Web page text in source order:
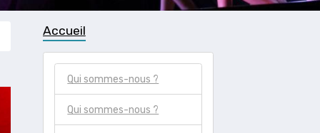
Accueil
Qui sommes-nous ?
Qui sommes-nous ?